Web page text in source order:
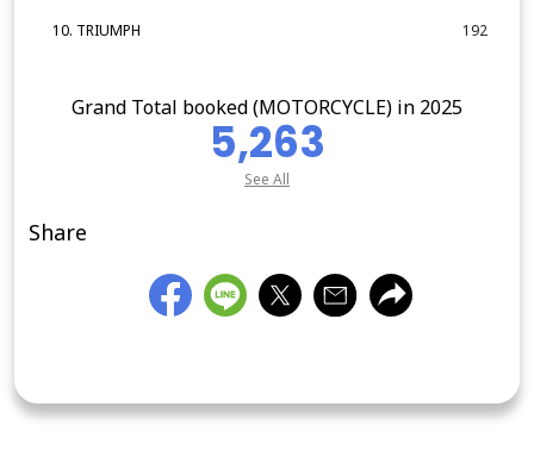
10. TRIUMPH 192
Grand Total booked (MOTORCYCLE) in 2025
5,263
See All
Share